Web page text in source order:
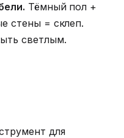
Тёмный пол +
стены = склеп.
светлым.
для